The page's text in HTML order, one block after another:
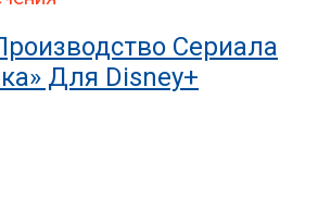
Сериала
Для Disney+